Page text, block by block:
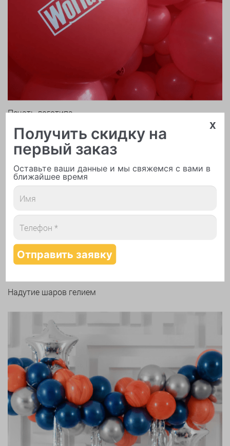
Печать логотипа
Арки и гирлянды из шаров
Надутие шаров гелием
x
Получить скидку на
первый заказ
Оставьте ваши данные и мы свяжемся с вами в
ближайшее время